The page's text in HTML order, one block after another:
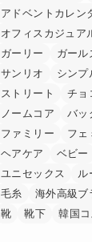
アドベントカレン
オフィスカジュア
ガーリー
ガール
サンリオ
シンプ
ストリート
チョ
ノームコア
バッ
ファミリー
フェ
ヘアケア
ベビー
ユニセックス
ル
毛糸
海外高級ブ
靴
靴下 韓国コ